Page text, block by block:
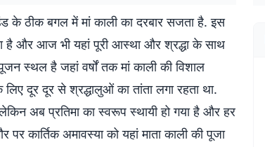
के ठीक बगल में मां काली का दरबार सजता है. इस
है और आज भी यहां पूरी आस्था और श्रद्धा के साथ
स्थल है जहां वर्षों तक मां काली की विशाल
दूर दूर से श्रद्धालुओं का तांता लगा रहता था.
अब प्रतिमा का स्वरूप स्थायी हो गया है और हर
पर कार्तिक अमावस्या को यहां माता काली की पूजा